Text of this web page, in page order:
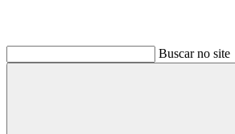
Buscar no site